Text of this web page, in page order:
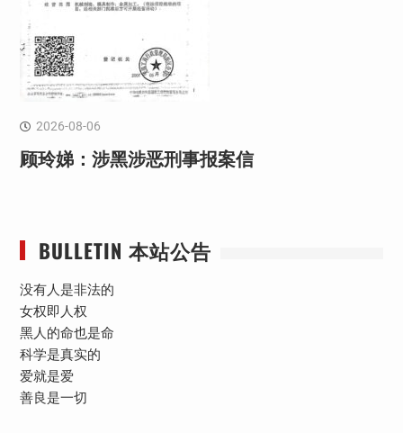
2026-08-06
顾玲娣：涉黑涉恶刑事报案信
BULLETIN 本站公告
没有人是非法的
女权即人权
黑人的命也是命
科学是真实的
爱就是爱
善良是一切